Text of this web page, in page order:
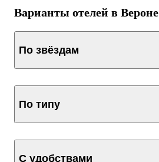
Варианты отелей в Вероне
По звёздам
По типу
С удобствами